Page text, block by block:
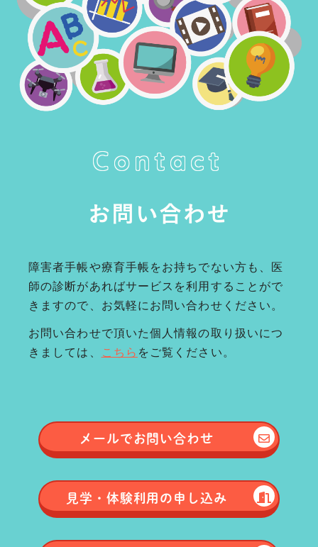
Contact
お問い合わせ
障害者手帳や療育手帳をお持ちでない方も、医
師の診断があればサービスを利用することがで
きますので、お気軽にお問い合わせください。
お問い合わせで頂いた個人情報の取り扱いにつ
きましては、
こちら をご覧ください。
メールでお問い合わせ
見学・体験利用の申し込み